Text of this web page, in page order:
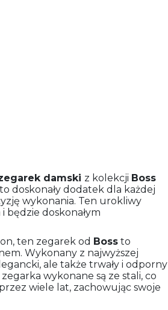
damski z kolekcji Boss
to doskonały dodatek dla każdej
wykonania. Ten urokliwy
będzie doskonałym
ten zegarek od Boss to
Wykonany z najwyższej
ale także trwały i odporny
wykonane są ze stali, co
wiele lat, zachowując swoje